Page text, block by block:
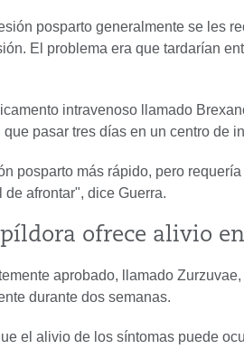
posparto generalmente se les
El problema era que tardarían
intravenoso llamado
pasar tres días en un centro de
posparto más rápido, pero
afrontar", dice Guerra.
ofrece alivio
aprobado, llamado
durante dos semanas.
el alivio de los síntomas puede